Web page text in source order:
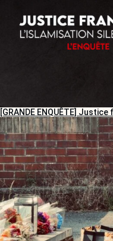
[GRANDE ENQUÊTE]